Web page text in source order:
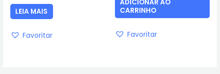
5
LEIA MAIS
Favoritar
ADICIONAR AO
CARRINHO
Favoritar